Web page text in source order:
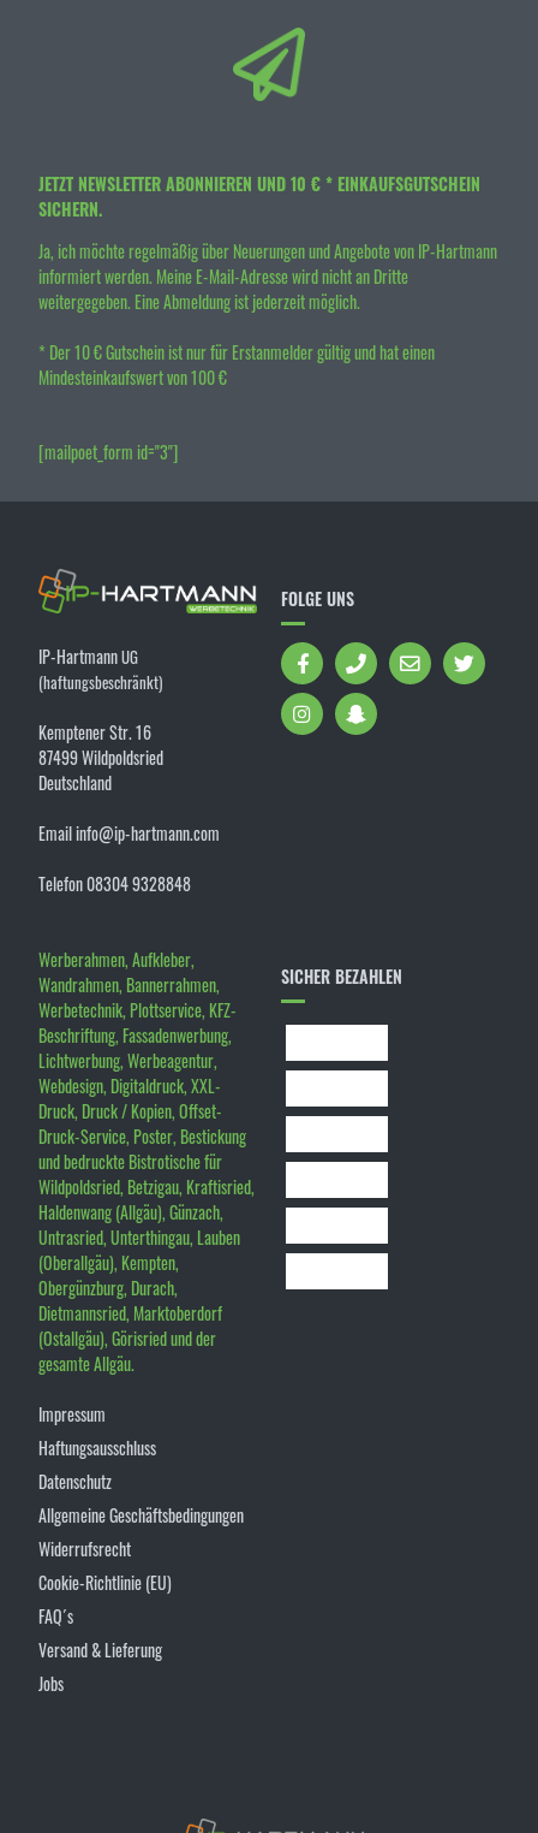
JETZT NEWSLETTER ABONNIEREN UND 10 € * EINKAUFSGUTSCHEIN
SICHERN.
Ja, ich möchte regelmäßig über Neuerungen und Angebote von IP-Hartmann
informiert werden. Meine E-Mail-Adresse wird nicht an Dritte
weitergegeben. Eine Abmeldung ist jederzeit möglich.
* Der 10 € Gutschein ist nur für Erstanmelder gültig und hat einen
Mindesteinkaufswert von 100 €
[mailpoet_form id="3"]
IP-HartmannUG
(haftungsbeschränkt)
Kemptener Str. 16
87499 Wildpoldsried
Deutschland
Email info@ip-hartmann.com
Telefon 08304 9328848
FOLGE UNS
Werberahmen, Aufkleber,
Wandrahmen, Bannerrahmen,
Werbetechnik, Plottservice, KFZ-
Beschriftung, Fassadenwerbung,
Lichtwerbung, Werbeagentur,
Webdesign, Digitaldruck, XXL-
Druck, Druck / Kopien, Offset-
Druck-Service, Poster, Bestickung
und bedruckte Bistrotische für
Wildpoldsried, Betzigau, Kraftisried,
Haldenwang (Allgäu), Günzach,
Untrasried, Unterthingau, Lauben
(Oberallgäu), Kempten,
Obergünzburg, Durach,
Dietmannsried, Marktoberdorf
(Ostallgäu), Görisried und der
gesamte Allgäu.
SICHER BEZAHLEN
Impressum
Haftungsausschluss
Datenschutz
Allgemeine Geschäftsbedingungen
Widerrufsrecht
Cookie-Richtlinie (EU)
FAQ´s
Versand & Lieferung
Jobs